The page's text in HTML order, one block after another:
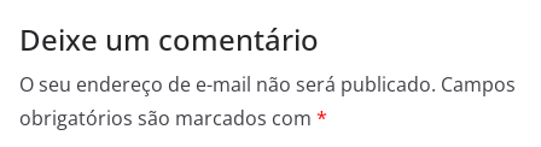
Deixe um comentário
O seu endereço de e-mail não será publicado. Campos
obrigatórios são marcados com *